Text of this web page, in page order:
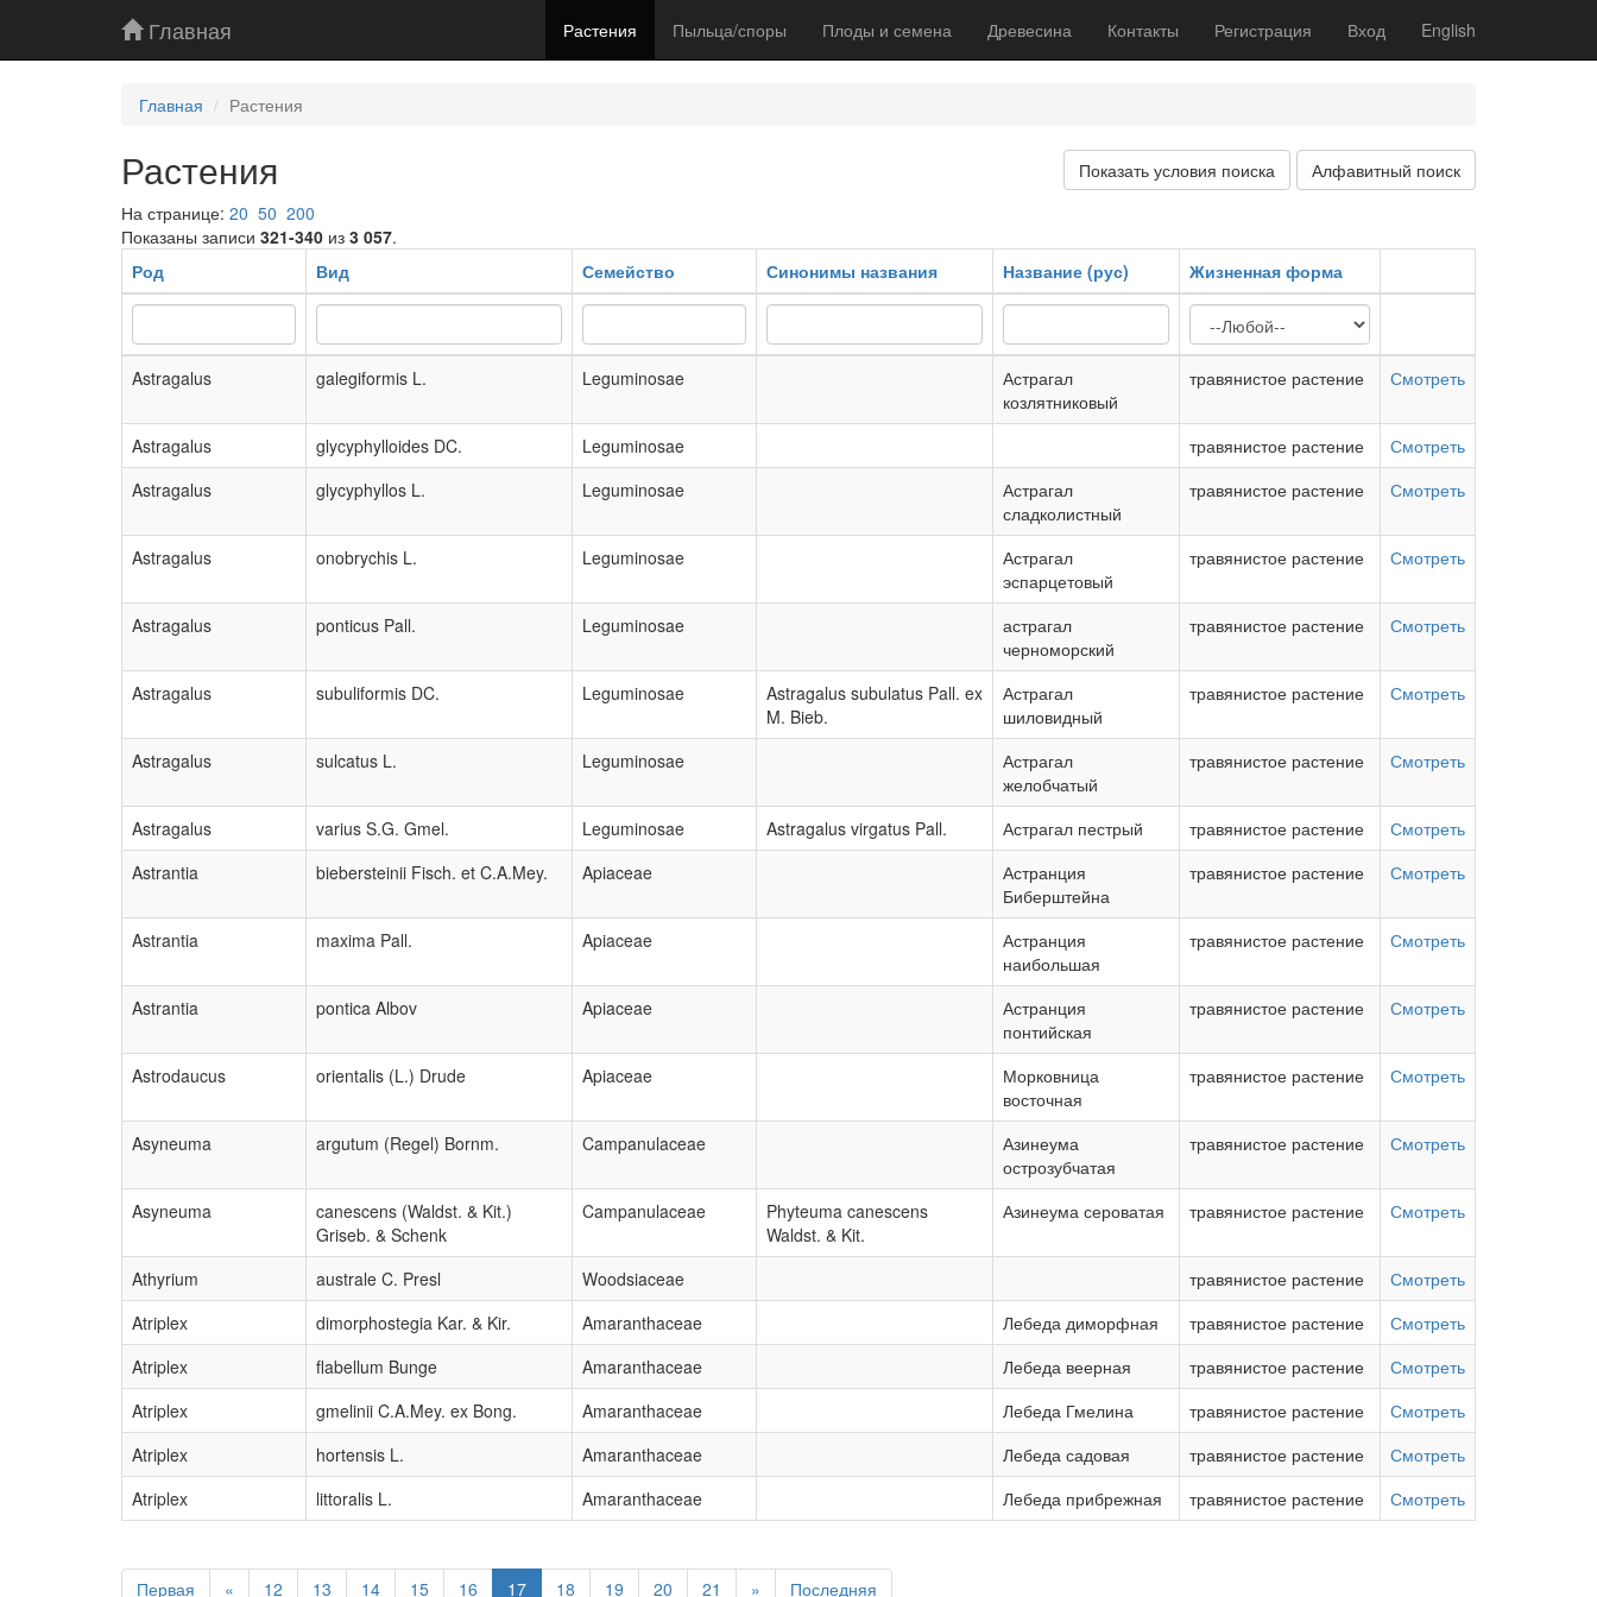
Главная Растения Пыльца/споры Плоды и семена Древесина Контакты Регистрация Вход English
Главная Растения
Показать условия поиска Алфавитный поиск
Растения
На странице: 20 50 200
Показаны записи 321-340 из 3 057.
Род
Вид Семейство Синонимы названия Название (рус) Жизненная форма
Astragalus galegiformis L. Leguminosae
Астрагал
козлятниковый
травянистое растение Смотреть
Astragalus glycyphylloides DC. Leguminosae травянистое растение
Смотреть
Astragalus
glycyphyllos L. Leguminosae
Астрагал
сладколистный
травянистое растение Смотреть
Astragalus onobrychis L. Leguminosae
Астрагал
эспарцетовый
травянистое растение Смотреть
Astragalus ponticus Pall. Leguminosae
астрагал
черноморский
травянистое растение Смотреть
Astragalus subuliformis DC. Leguminosae
Astragalus subulatus Pall. ex
M. Bieb.
Астрагал
шиловидный
травянистое растение Смотреть
Astragalus sulcatus L. Leguminosae
Астрагал
желобчатый
травянистое растение Смотреть
Astragalus varius S.G. Gmel. Leguminosae Astragalus virgatus Pall. Астрагал пестрый травянистое растение
Смотреть
Astrantia
biebersteinii Fisch. et C.A.Mey. Apiaceae
Астранция
Биберштейна
травянистое растение Смотреть
Astrantia maxima Pall. Apiaceae
Астранция
наибольшая
травянистое растение Смотреть
Astrantia pontica Albov Apiaceae
Астранция
понтийская
травянистое растение Смотреть
Astrodaucus orientalis (L.) Drude Apiaceae
Морковница
восточная
травянистое растение Смотреть
Asyneuma argutum (Regel) Bornm. Campanulaceae
Азинеума
острозубчатая
травянистое растение Смотреть
Asyneuma
canescens (Waldst. & Kit.)
Griseb. & Schenk
Campanulaceae
Phyteuma canescens
Waldst. & Kit.
Азинеума сероватая травянистое растение Смотреть
Athyrium australe C. Presl Woodsiaceae травянистое растение
Смотреть
Atriplex
dimorphostegia Kar. & Kir. Amaranthaceae Лебеда диморфная травянистое растение
Смотреть
Atriplex
flabellum Bunge Amaranthaceae Лебеда веерная травянистое растение
Смотреть
Atriplex
gmelinii C.A.Mey. ex Bong. Amaranthaceae Лебеда Гмелина травянистое растение
Смотреть
Atriplex
hortensis L. Amaranthaceae Лебеда садовая травянистое растение
Смотреть
Atriplex
littoralis L. Amaranthaceae Лебеда прибрежная травянистое растение Смотреть
Первая « 12 13 14 15 16 17 18 19 20 21 » Последняя